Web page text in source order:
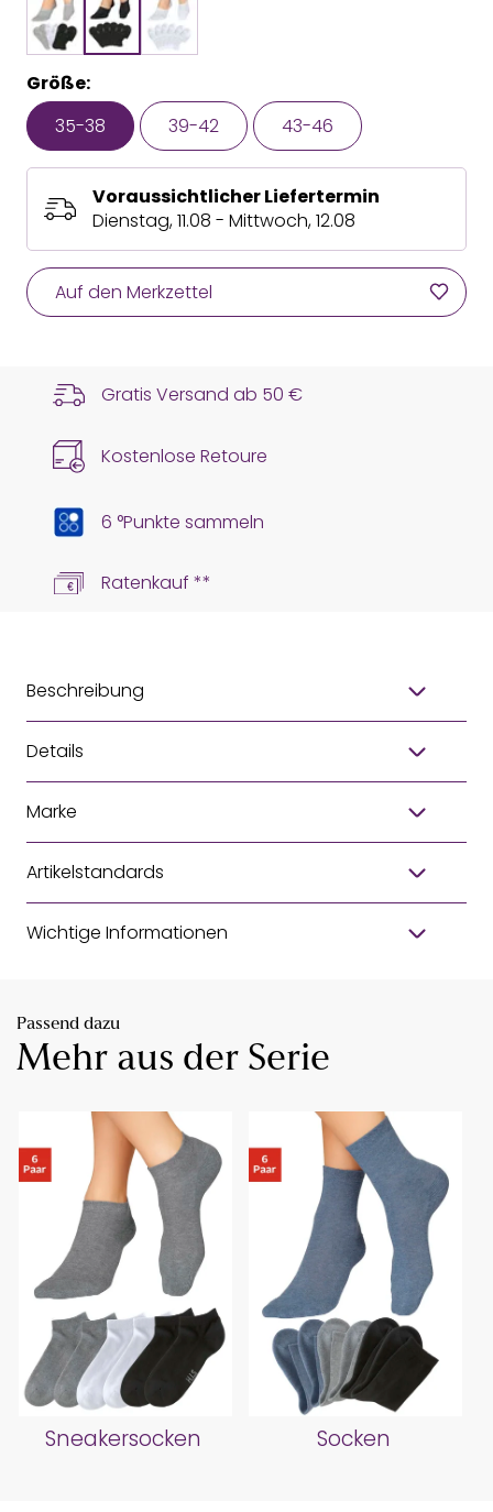
Größe:
35-38
39-42 43-46
Voraussichtlicher Liefertermin
Dienstag, 11.08 - Mittwoch, 12.08
Auf den Merkzettel
Gratis Versand ab 50 €
Kostenlose Retoure
6 °Punkte sammeln
Ratenkauf **
Beschreibung
Details
Marke
Artikelstandards
Wichtige Informationen
Passend dazu
Mehr aus der Serie
Sneakersocken Socken